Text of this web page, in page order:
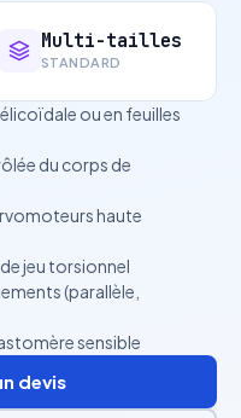
Multi-tailles
STANDARD
ou en feuilles
du corps de
haute
jeu torsionnel
(parallèle,
sensible
devis